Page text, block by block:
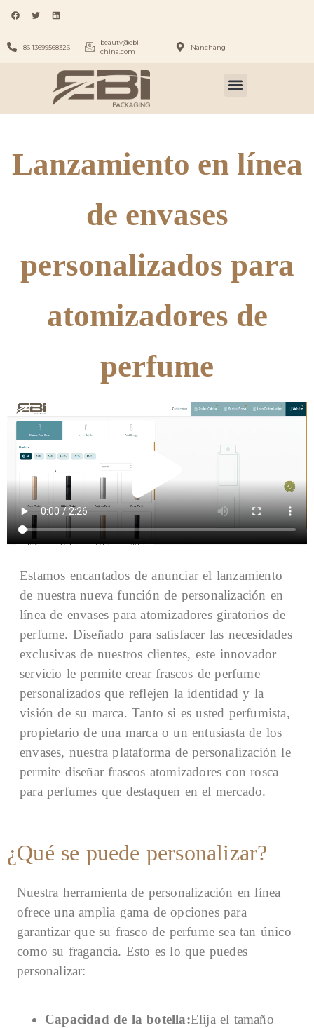
86-13699568326
beauty@ebi-
china.com
Nanchang
Lanzamiento en línea
de envases
personalizados para
atomizadores de
perfume
Estamos encantados de anunciar el lanzamiento
de nuestra nueva función de personalización en
línea de envases para atomizadores giratorios de
perfume. Diseñado para satisfacer las necesidades
exclusivas de nuestros clientes, este innovador
servicio le permite crear frascos de perfume
personalizados que reflejen la identidad y la
visión de su marca. Tanto si es usted perfumista,
propietario de una marca o un entusiasta de los
envases, nuestra plataforma de personalización le
permite diseñar frascos atomizadores con rosca
para perfumes que destaquen en el mercado.
¿Qué se puede personalizar?
Nuestra herramienta de personalización en línea
ofrece una amplia gama de opciones para
garantizar que su frasco de perfume sea tan único
como su fragancia. Esto es lo que puedes
personalizar:
Capacidad de la botella:Elija el tamaño